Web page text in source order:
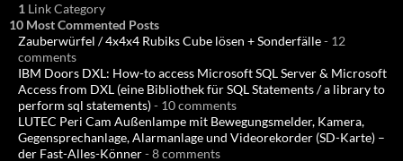
1 Link Category
10 Most Commented Posts
Zauberwürfel / 4x4x4 Rubiks Cube lösen + Sonderfälle- 12
comments
IBM Doors DXL: How-to access Microsoft SQL Server & Microsoft
Access from DXL (eine Bibliothek für SQL Statements / a library to
perform sql statements)- 10 comments
LUTEC Peri Cam Außenlampe mit Bewegungsmelder, Kamera,
Gegensprechanlage, Alarmanlage und Videorekorder (SD-Karte) –
der Fast-Alles-Könner- 8 comments